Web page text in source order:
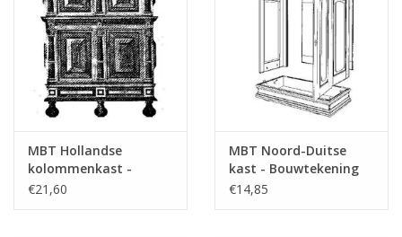
MBT Hollandse
kolommenkast -
Bouwtekening Schaal 1
€21,60
MBT Noord-Duitse
kast - Bouwtekening
Schaal 1 : N/A
€14,85